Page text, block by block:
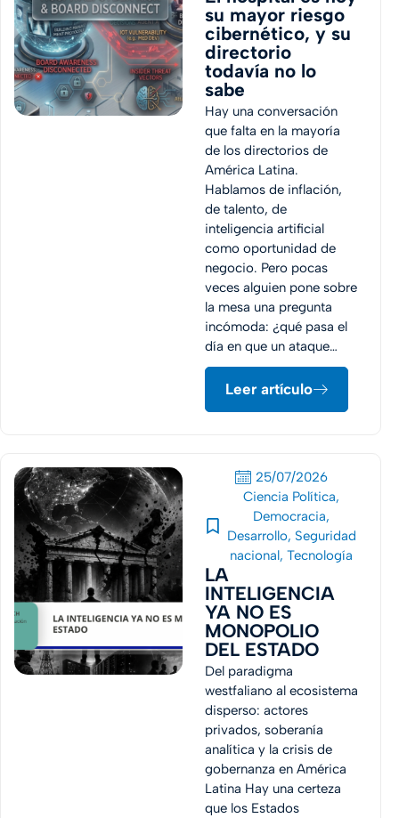
su mayor riesgo
cibernético, y su
directorio
todavía no lo
sabe
Hay una conversación
que falta en la mayoría
de los directorios de
América Latina.
Hablamos de inflación,
de talento, de
inteligencia artificial
como oportunidad de
negocio. Pero pocas
veces alguien pone sobre
la mesa una pregunta
incómoda: ¿qué pasa el
día en que un ataque…
Leer artículo
25/07/2026
Ciencia Política,
Democracia,
Desarrollo, Seguridad
nacional,Tecnología
LA
INTELIGENCIA
YA NO ES
MONOPOLIO
DEL ESTADO
Del paradigma
westfaliano al ecosistema
disperso: actores
privados, soberanía
analítica y la crisis de
gobernanza en América
Latina Hay una certeza
que los Estados